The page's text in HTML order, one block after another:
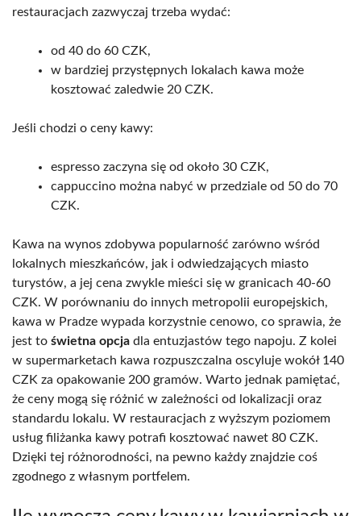
restauracjach zazwyczaj trzeba wydać:
od 40 do 60 CZK,
w bardziej przystępnych lokalach kawa może
kosztować zaledwie 20 CZK.
Jeśli chodzi o ceny kawy:
espresso zaczyna się od około 30 CZK,
cappuccino można nabyć w przedziale od 50 do 70
CZK.
Kawa na wynos zdobywa popularność zarówno wśród
lokalnych mieszkańców, jak i odwiedzających miasto
turystów, a jej cena zwykle mieści się w granicach 40-60
CZK. W porównaniu do innych metropolii europejskich,
kawa w Pradze wypada korzystnie cenowo, co sprawia, że
jest to świetna opcja dla entuzjastów tego napoju. Z kolei
w supermarketach kawa rozpuszczalna oscyluje wokół 140
CZK za opakowanie 200 gramów. Warto jednak pamiętać,
że ceny mogą się różnić w zależności od lokalizacji oraz
standardu lokalu. W restauracjach z wyższym poziomem
usług filiżanka kawy potrafi kosztować nawet 80 CZK.
Dzięki tej różnorodności, na pewno każdy znajdzie coś
zgodnego z własnym portfelem.